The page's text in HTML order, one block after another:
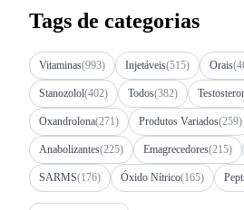
Tags de categorias
Vitaminas(993) Injetáveis(515) Orais
Stanozolol(402) Todos(382)
Oxandrolona(271) Produtos Variados(259)
Anabolizantes(225) Emagrecedores(215)
SARMS(176) Óxido Nítrico(165)